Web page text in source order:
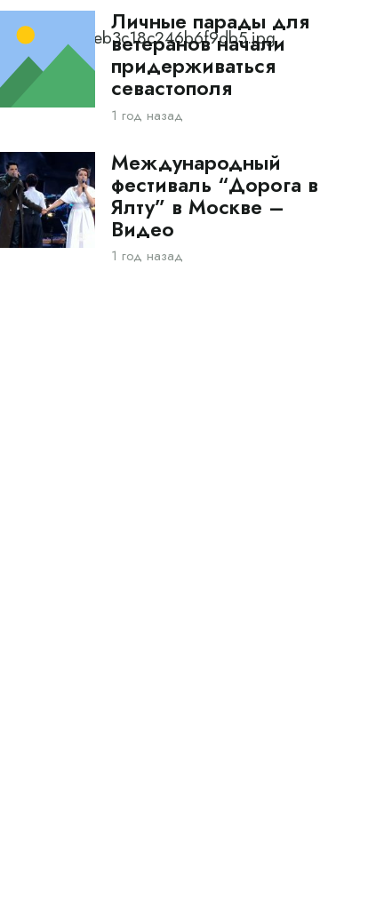
Личные парады для
ветеранов начали
придерживаться
севастополя
1 год назад
Международный
фестиваль “Дорога в
Ялту” в Москве –
Видео
1 год назад